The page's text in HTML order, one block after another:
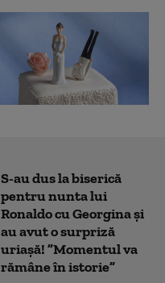
S-au dus la biserică
pentru nunta lui
Ronaldo cu Georgina și
au avut o surpriză
uriașă! ”Momentul va
rămâne în istorie”